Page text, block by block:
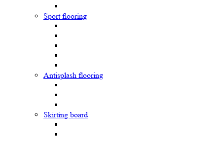
Sport flooring
Antisplash flooring
Skirting board